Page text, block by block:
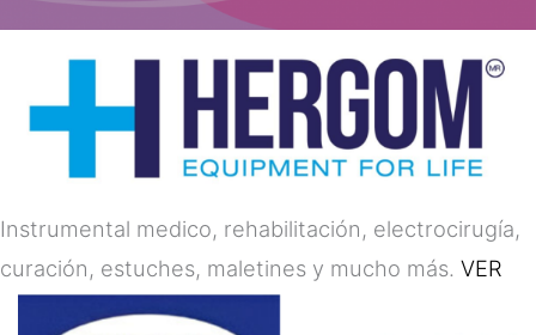
Instrumental medico, rehabilitación, electrocirugía,
curación, estuches, maletines y mucho más. VER